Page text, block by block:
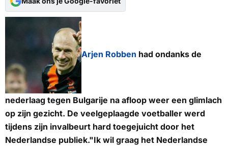
Arjen Robben had ondanks de
nederlaag tegen Bulgarije na afloop weer een glimlach
op zijn gezicht. De veelgeplaagde voetballer werd
tijdens zijn invalbeurt hard toegejuicht door het
Nederlandse publiek."Ik wil graag het Nederlandse